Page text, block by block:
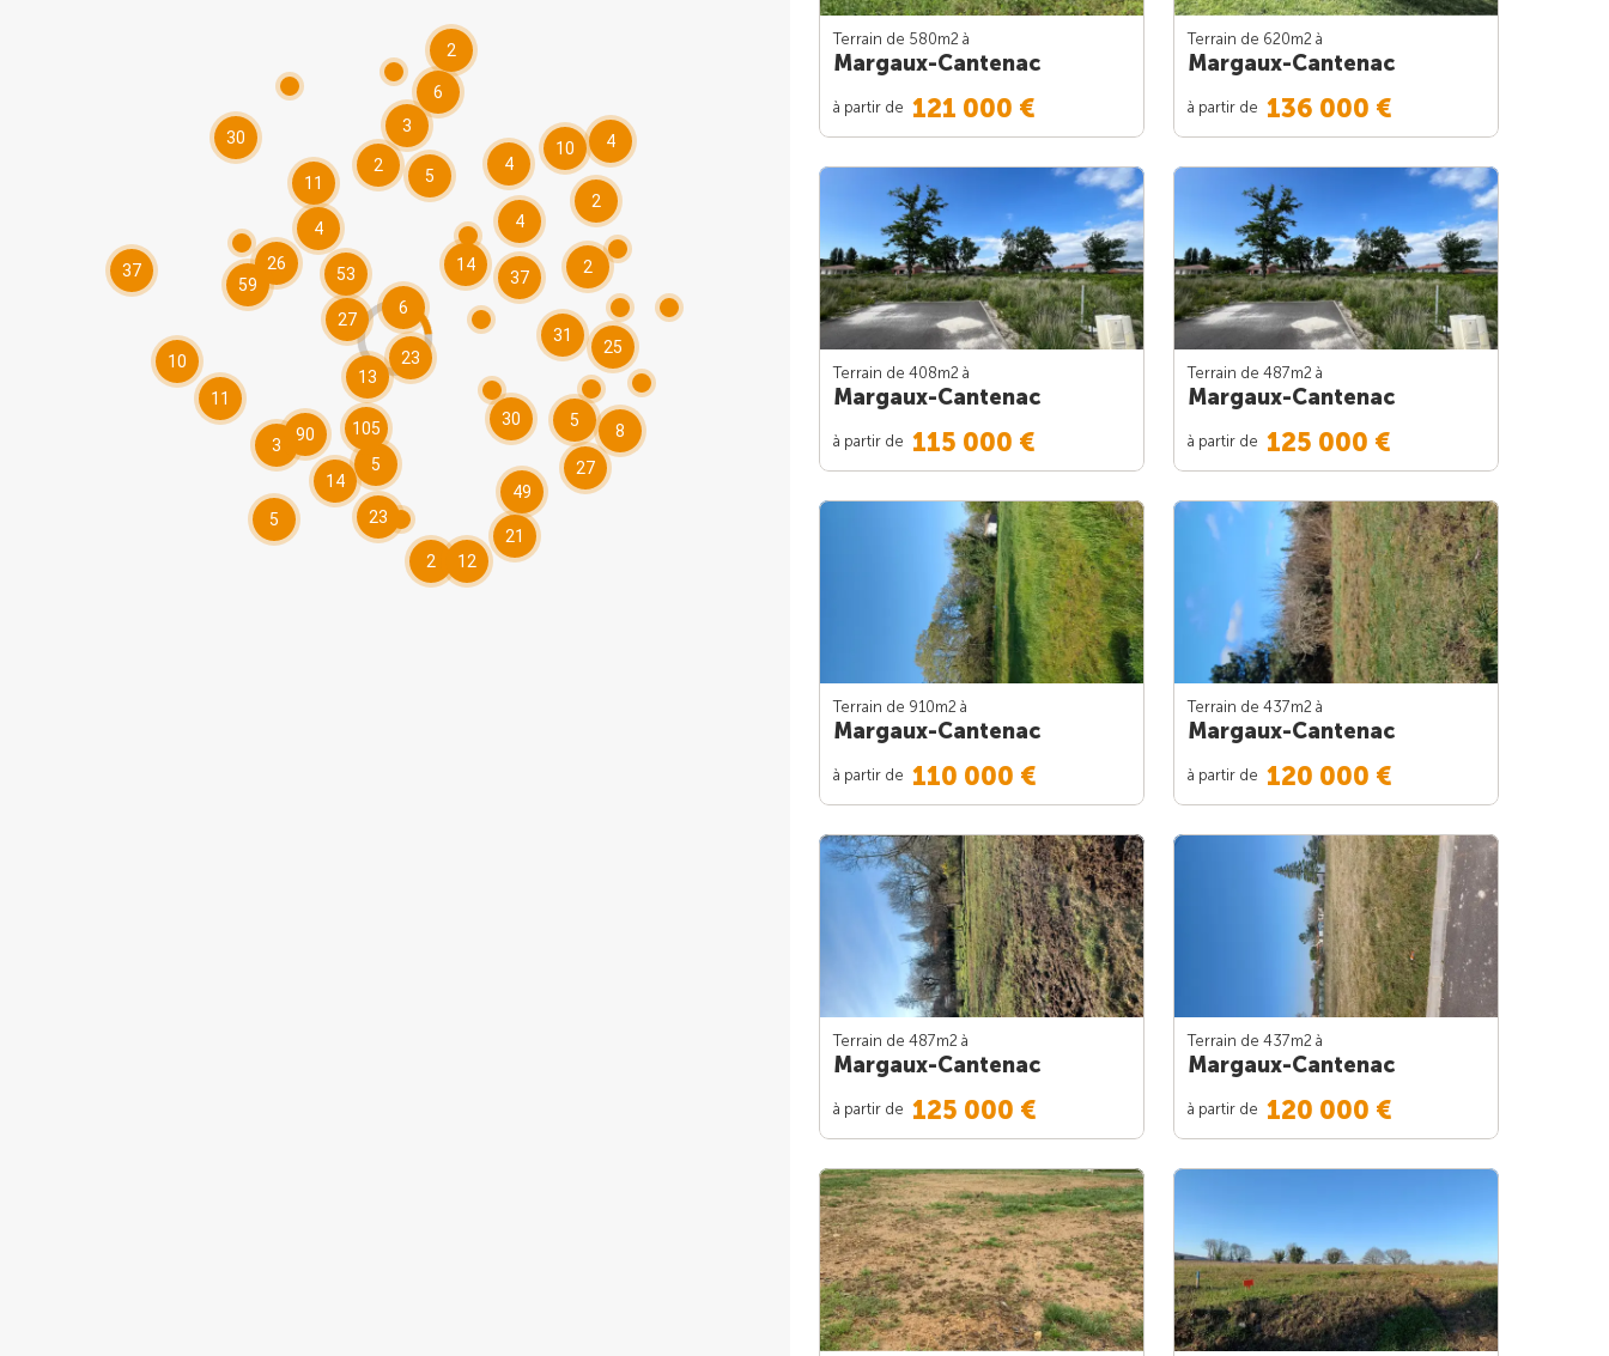
26
30
37
13
59
25
8
23
105
49
53 14
4
30
14
10
37
10
23
21
27
11
90
12
27
11
31
5
6
2
6
5
5
5
2
4
2
4
3
2
2
3
4
Terrain de 580m2 à
Margaux-Cantenac
à partir de 121 000 €
Terrain de 620m2 à
Margaux-Cantenac
à partir de 136 000 €
Terrain de 408m2 à
Margaux-Cantenac
à partir de 115 000 €
Terrain de 487m2 à
Margaux-Cantenac
à partir de 125 000 €
Terrain de 910m2 à
Margaux-Cantenac
à partir de 110 000 €
Terrain de 437m2 à
Margaux-Cantenac
à partir de 120 000 €
Terrain de 487m2 à
Margaux-Cantenac
à partir de 125 000 €
Terrain de 437m2 à
Margaux-Cantenac
à partir de 120 000 €